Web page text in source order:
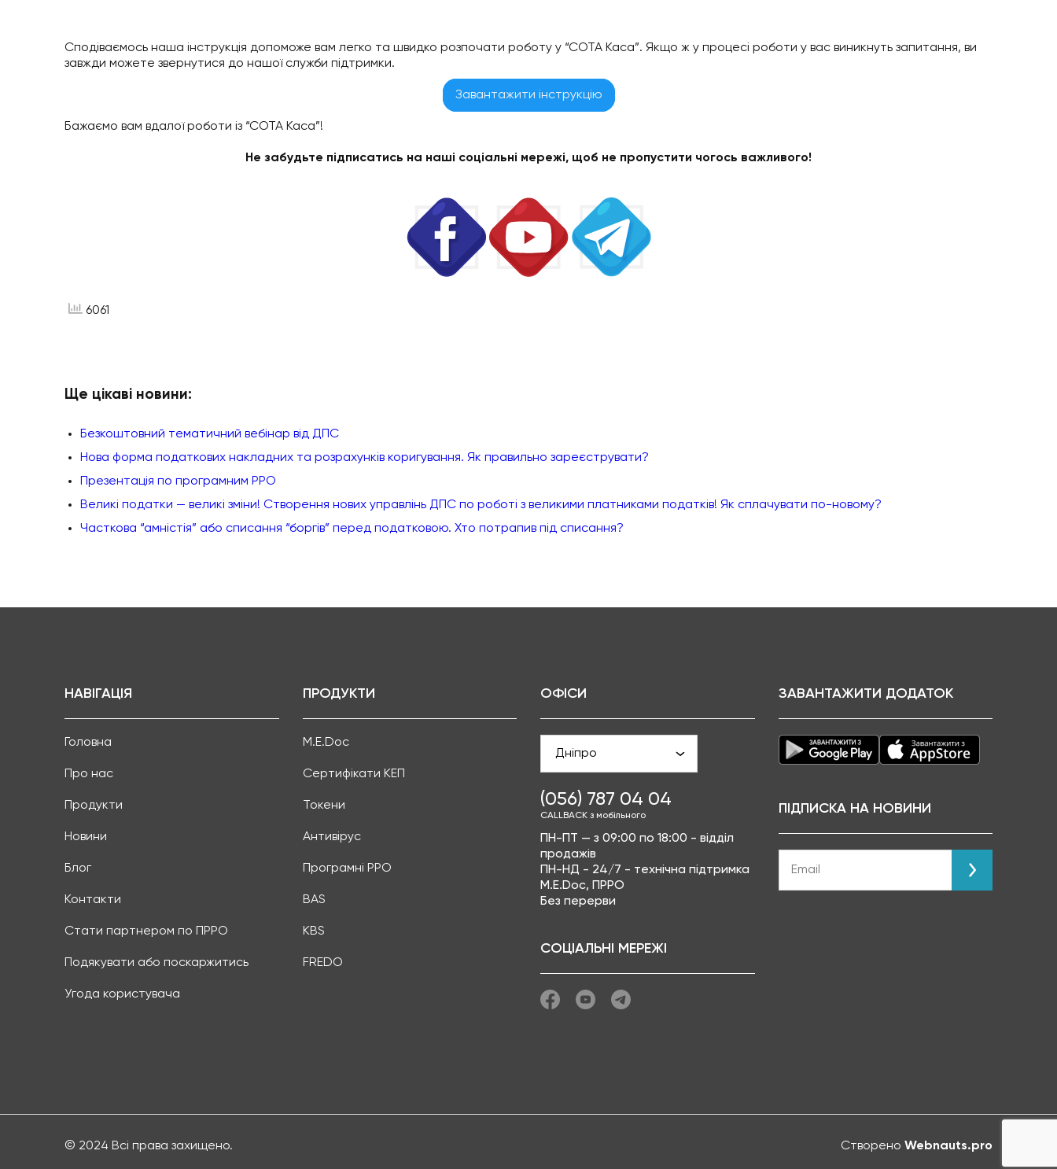
Сподіваємось наша інструкція допоможе вам легко та швидко розпочати роботу у “СОТА Каса”. Якщо ж у процесі роботи у вас виникнуть запитання, ви
завжди можете звернутися до нашої служби підтримки.
Завантажити інструкцію
Бажаємо вам вдалої роботи із “СОТА Каса”!
Не забудьте підписатись на наші соціальні мережі, щоб не пропустити чогось важливого!
6061
Ще цікаві новини:
Безкоштовний тематичний вебінар від ДПС
Нова форма податкових накладних та розрахунків коригування. Як правильно зареєструвати?
Презентація по програмним РРО
Великі податки — великі зміни! Створення нових управлінь ДПС по роботі з великими платниками податків! Як сплачувати по-новому?
Часткова “амністія” або списання “боргів” перед податковою. Хто потрапив під списання?
НАВІГАЦІЯ
Головна
Про нас
Продукти
Новини
Блог
Контакти
Стати партнером по ПРРО
Подякувати або поскаржитись
Угода користувача
ПРОДУКТИ
M.E.Doc
Сертифікати КЕП
Токени
Антивірус
Програмні РРО
BAS
KBS
FREDO
ОФІСИ
Дніпро
(056) 787 04 04
CALLBACK з мобільного
ПН-ПТ — з 09:00 по 18:00 - відділ
продажів
ПН-НД - 24/7 - технічна підтримка
M.E.Doc, ПРРО
Без перерви
СОЦІАЛЬНІ МЕРЕЖІ
ЗАВАНТАЖИТИ ДОДАТОК
ПІДПИСКА НА НОВИНИ
© 2024 Всі права захищено. Створено Webnauts.pro